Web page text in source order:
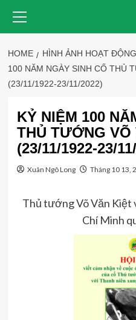
content
Menu
HOME HÌNH ẢNH HOẠT ĐỘNG
100 NĂM NGÀY SINH CỐ THỦ
(23/11/1922-23/11/2022)
KỶ NIỆM 100
THỦ TƯỚNG VÕ
(23/11/1922-23/
Xuân Ngô Long Tháng 10 13,
Thủ tướng Võ Văn Kiệt
Chí Minh